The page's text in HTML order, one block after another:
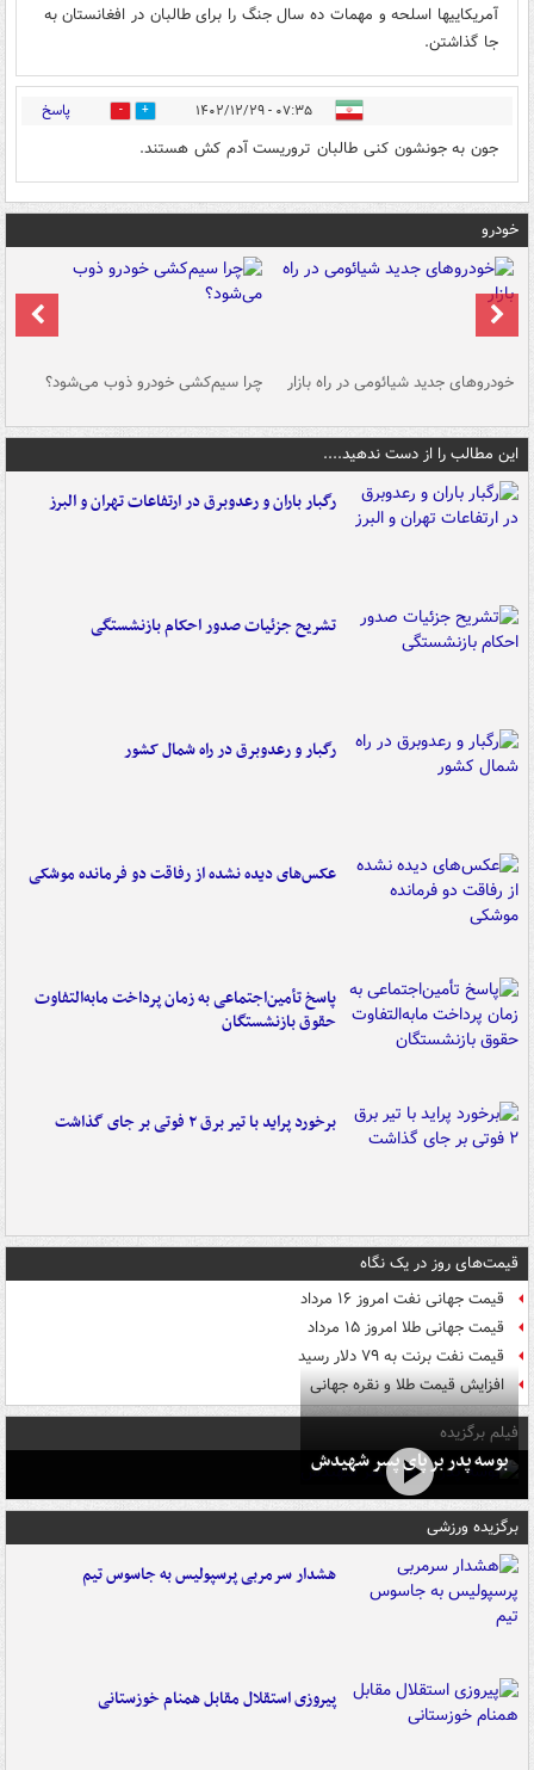
آمریکاییها اسلحه و مهمات ده سال جنگ را برای طالبان در افغانستان به
جا گذاشتن.
۰۷:۳۵ - ۱۴۰۲/۱۲/۲۹ 1 پاسخ
جون به جونشون کنی طالبان تروریست آدم کش هستند.
خودرو
خودروهای جدید شیائومی در راه بازار چرا سیم‌کشی خودرو ذوب می‌شود؟
این مطالب را از دست ندهید....
رگبار باران و رعدوبرق در ارتفاعات تهران و البرز
تشریح جزئیات صدور احکام بازنشستگی
رگبار و رعدوبرق در راه شمال کشور
عکس‌های دیده نشده از رفاقت دو فرمانده‌ موشکی
پاسخ تأمین‌اجتماعی به زمان پرداخت مابه‌التفاوت
حقوق بازنشستگان
برخورد پراید با تیر برق ۲ فوتی بر جای گذاشت
قیمت‌های روز در یک نگاه
قیمت جهانی نفت امروز ۱۶ مرداد
قیمت جهانی طلا امروز ۱۵ مرداد
قیمت نفت برنت به ۷۹ دلار رسید
افزایش قیمت طلا و نقره جهانی
فیلم برگزیده
بوسه‌ پدر بر پای پسر شهیدش
برگزیده ورزشی
هشدار سرمربی پرسپولیس به جاسوس تیم
پیروزی استقلال مقابل همنام خوزستانی